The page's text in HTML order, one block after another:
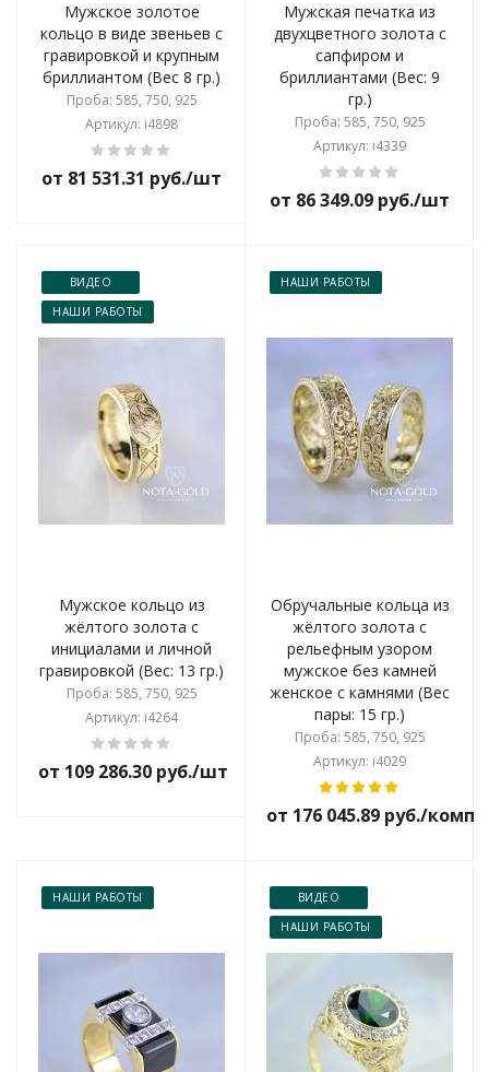
Мужское золотое
кольцо в виде звеньев с
гравировкой и крупным
бриллиантом (Вес 8 гр.)
Проба: 585, 750, 925
Артикул: i4898
от 81 531.31 руб./шт
Мужская печатка из
двухцветного золота с
сапфиром и
бриллиантами (Вес: 9
гр.)
Проба: 585, 750, 925
Артикул: i4339
от 86 349.09 руб./шт
ВИДЕО
НАШИ РАБОТЫ
Мужское кольцо из
жёлтого золота с
инициалами и личной
гравировкой (Вес: 13 гр.)
Проба: 585, 750, 925
Артикул: i4264
от 109 286.30 руб./шт
НАШИ РАБОТЫ
Обручальные кольца из
жёлтого золота с
рельефным узором
мужское без камней
женское с камнями (Вес
пары: 15 гр.)
Проба: 585, 750, 925
Артикул: i4029
от 176 045.89 руб./
НАШИ РАБОТЫ
ВИДЕО
НАШИ РАБОТЫ